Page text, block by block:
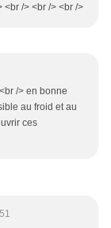
<br /> <br /> <br />
/> en bonne
au froid et au
ces